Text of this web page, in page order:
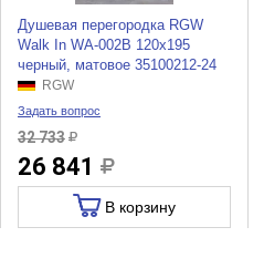
Душевая перегородка RGW
Walk In WA-002B 120x195
черный, матовое 35100212-24
RGW
Задать вопрос
32 733
26 841
В корзину